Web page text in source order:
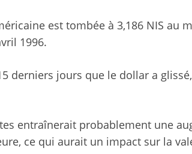
est tombée à 3,186 NIS au
1996.
derniers jours que le dollar a
entraînerait probablement une
ce qui aurait un impact sur la